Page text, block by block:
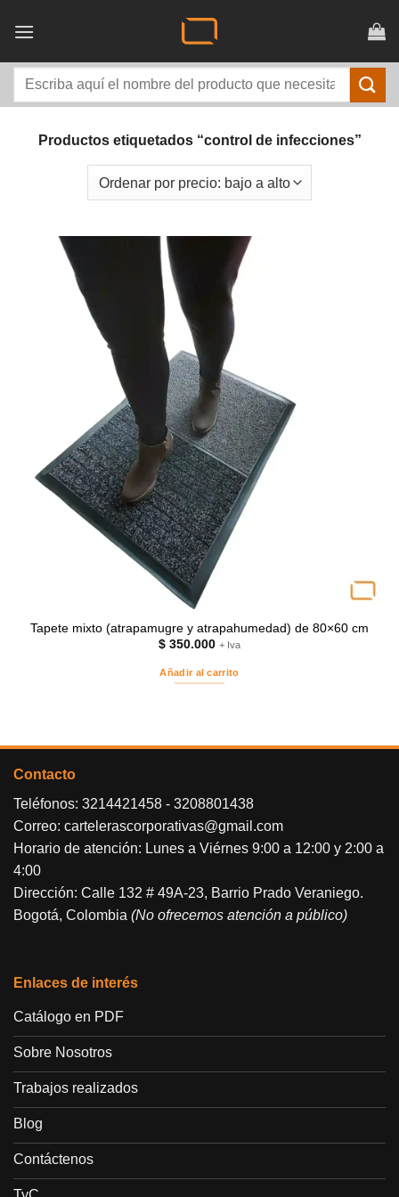
Buscar
Productos etiquetados “control de infecciones”
Tapete mixto (atrapamugre y atrapahumedad) de 80×60 cm
$ 350.000 + Iva
Añadir al carrito
Contacto
Teléfonos: 3214421458 - 3208801438
Correo: cartelerascorporativas@gmail.com
Horario de atención: Lunes a Viérnes 9:00 a 12:00 y 2:00 a
4:00
Dirección: Calle 132 # 49A-23, Barrio Prado Veraniego.
Bogotá, Colombia (No ofrecemos atención a público)
Enlaces de interés
Catálogo en PDF
Sobre Nosotros
Trabajos realizados
Blog
Contáctenos